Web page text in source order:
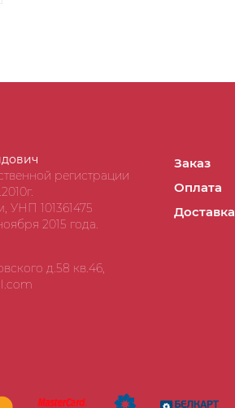
регистрации
101361475
2015 года.
д.58 кв.46,
Заказ
Оплата
Доставка